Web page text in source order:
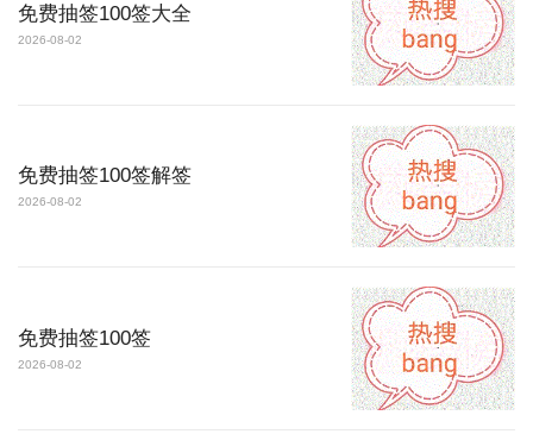
免费抽签100签大全
2026-08-02
免费抽签100签解签
2026-08-02
免费抽签100签
2026-08-02